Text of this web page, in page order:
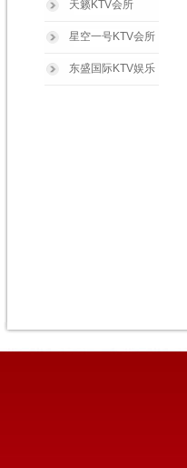
天籁KTV会所
星空一号KTV会所
东盛国际KTV娱乐